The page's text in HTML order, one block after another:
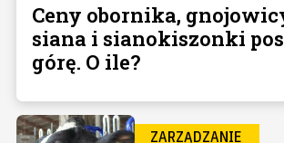
Ceny obornika,
siana i sianokiszonki
górę. O ile?
ZARZĄDZANIE